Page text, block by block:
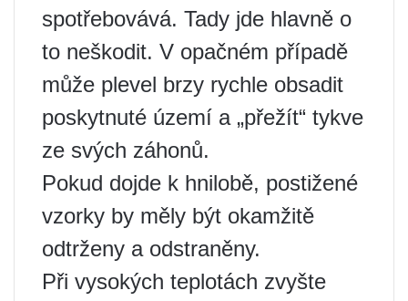
spotřebovává. Tady jde hlavně o
to neškodit. V opačném případě
může plevel brzy rychle obsadit
poskytnuté území a „přežít“ tykve
ze svých záhonů.
Pokud dojde k hnilobě, postižené
vzorky by měly být okamžitě
odtrženy a odstraněny.
Při vysokých teplotách zvyšte